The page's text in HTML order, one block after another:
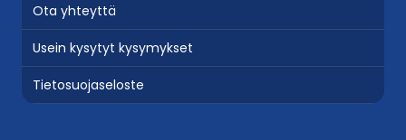
Ota yhteyttä
Usein kysytyt kysymykset
Tietosuojaseloste